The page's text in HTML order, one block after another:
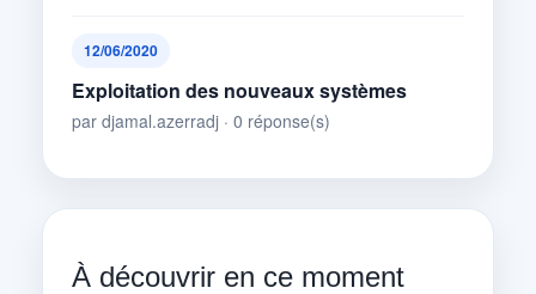
12/06/2020
Exploitation des nouveaux systèmes
par djamal.azerradj · 0 réponse(s)
À découvrir en ce moment